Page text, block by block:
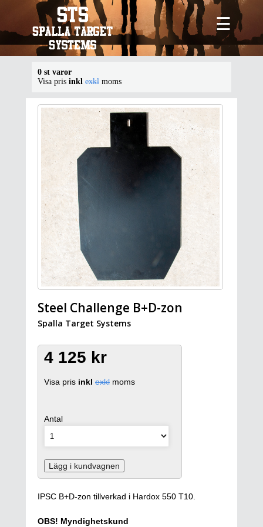
☰
0 st varor
Visa pris inkl exkl moms
Steel Challenge B+D-zon
Spalla Target Systems
4 125 kr
Visa pris inkl exkl moms
Antal
Lägg i kundvagnen
IPSC B+D-zon tillverkad i Hardox 550 T10.
OBS! Myndighetskund